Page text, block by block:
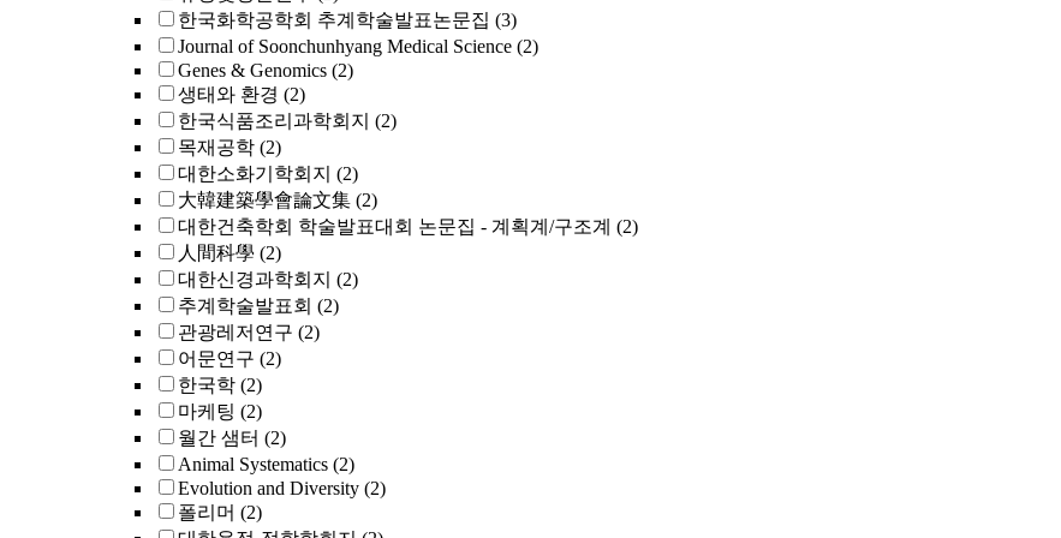
한국화학공학회 추계학술발표논문집 (3)
Journal of Soonchunhyang Medical Science (2)
Genes & Genomics (2)
생태와 환경 (2)
한국식품조리과학회지 (2)
목재공학 (2)
대한소화기학회지 (2)
大韓建築學會論文集 (2)
대한건축학회 학술발표대회 논문집 - 계획계/구조계 (2)
人間科學 (2)
대한신경과학회지 (2)
추계학술발표회 (2)
관광레저연구 (2)
어문연구 (2)
한국학 (2)
마케팅 (2)
월간 샘터 (2)
Animal Systematics (2)
Evolution and Diversity (2)
폴리머 (2)